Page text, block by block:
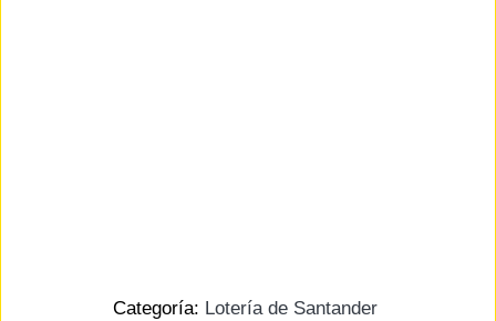
Categoría: Lotería de Santander